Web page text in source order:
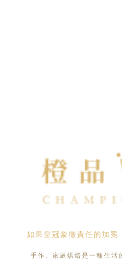
如果皇冠象徵責任的加冕
手作、家庭烘焙是一種生活